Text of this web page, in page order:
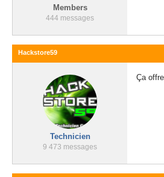
Members
444 messages
Hackstore59
Technicien
9 473 messages
Ça